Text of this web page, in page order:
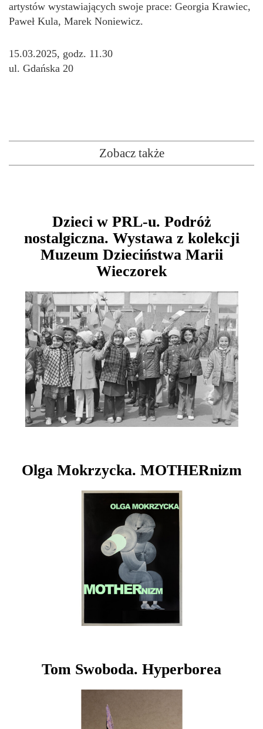
artystów wystawiających swoje prace: Georgia Krawiec,
Paweł Kula, Marek Noniewicz.
15.03.2025, godz. 11.30
ul. Gdańska 20
Zobacz także
Dzieci w PRL-u. Podróż
nostalgiczna. Wystawa z kolekcji
Muzeum Dzieciństwa Marii
Wieczorek
Olga Mokrzycka. MOTHERnizm
Tom Swoboda. Hyperborea